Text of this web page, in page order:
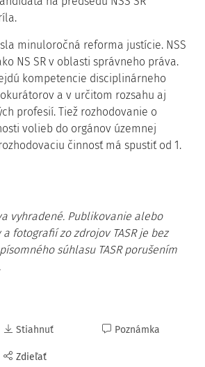
minuloročná reforma justície. NSS
NS SR v oblasti správneho práva.
kompetencie disciplinárneho
a v určitom rozsahu aj
profesií. Tiež rozhodovanie o
volieb do orgánov územnej
činnosť má spustiť od 1.
vyhradené. Publikovanie alebo
fotografií zo zdrojov TASR je bez
súhlasu TASR porušením
Stiahnuť
Zdieľať
Poznámka